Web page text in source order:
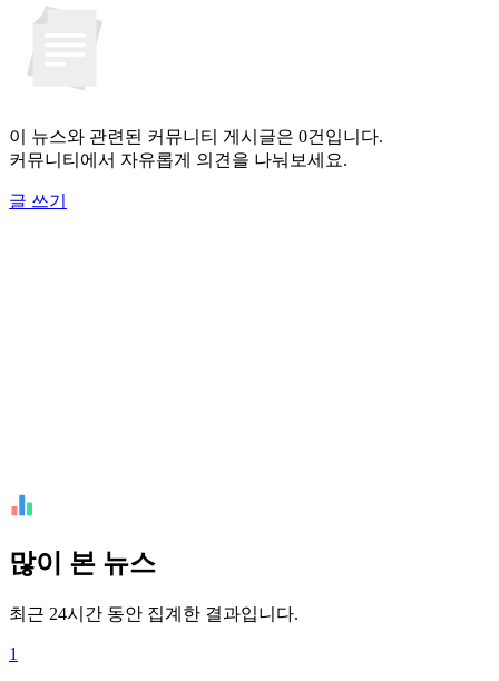
이 뉴스와 관련된 커뮤니티 게시글은 0건입니다.
커뮤니티에서 자유롭게 의견을 나눠보세요.
글 쓰기
많이 본 뉴스
최근 24시간 동안 집계한 결과입니다.
1